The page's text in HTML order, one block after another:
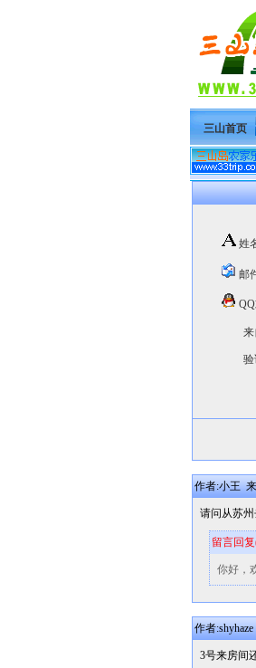
三山首页
姓
邮
来
验
作者:小王
请问从苏
留言回复
你好，
作者
3号来房间